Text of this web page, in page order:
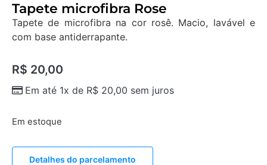
Tapete microfibra Rose
Tapete de microfibra na cor rosê. Macio, lavável e
com base antiderrapante.
R$ 20,00
Em até 1x de R$ 20,00 sem juros
Em estoque
Detalhes do parcelamento